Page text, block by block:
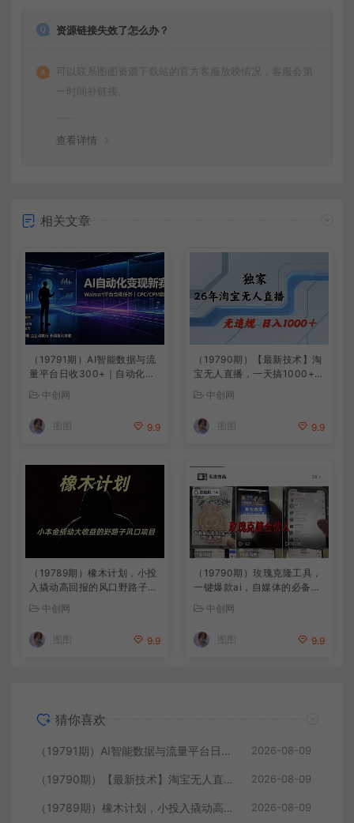
资源链接失效了怎么办？
可以联系图图资源下载站的官方客服放映情况，客服会第
一时间补链接。
查看详情
相关文章
（19791期）AI智能数据与流
量平台日收300+｜自动化流
量变现新项目
中创网
9.9
（19790期）【最新技术】淘
宝无人直播，一天搞1000+，
独家技术，无违规封号，可矩
阵开播，长期稳定
中创网
9.9
（19789期）橡木计划，小投
入撬动高回报的风口野路子项
中创网
图图 9.9
（19790期）玫瑰克隆工具，
一键爆款ai，自媒体的必备神
中创网
图图 9.9
猜你喜欢
（19791期）AI智能数据与流量平台日收300+｜自动化流量变现新项目 2026-08-09
（19790期）【最新技术】淘宝无人直播，一天搞1000+，独家技术，无违规封号，可矩阵开播，长期稳定 2026-08-09
（19789期）橡木计划，小投入撬动高回报的风口野路子项目，一天投入2小时左右 2026-08-09